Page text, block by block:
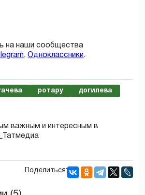
на наши сообщества
, Одноклассники.
ротару догилева
важным и интересным в
Татмедиа
Поделиться: